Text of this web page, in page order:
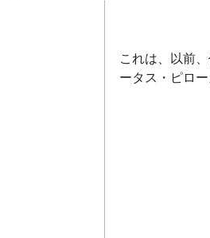
これは、以前
ータス・ピロー